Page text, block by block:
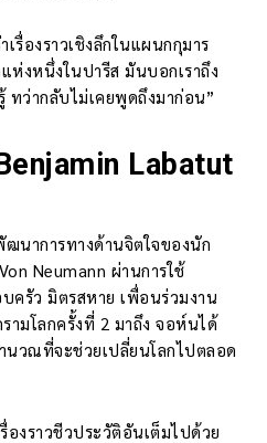
เรื่องราวเชิงลึกในแผนกกุมาร
ห่งหนึ่งในปารีส มันบอกเราถึง
ทว่ากลับไม่เคยพูดถึงมาก่อน”
Labatut
นาการทางด้านจิตใจของนัก
Neumann ผ่านการใช้
ครัว มิตรสหาย เพื่อนร่วมงาน
ามโลกครั้งที่ 2 มาถึง จอห์นได้
นวณที่จะช่วยเปลี่ยนโลกไปตลอด
องราวชีวประวัติอันเต็มไปด้วย